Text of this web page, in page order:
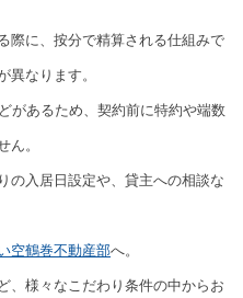
際に、按分で精算される仕組みで
異なります。
があるため、契約前に特約や端数
ん。
の入居日設定や、貸主への相談な
空鶴巻不動産部へ。
、様々なこだわり条件の中からお